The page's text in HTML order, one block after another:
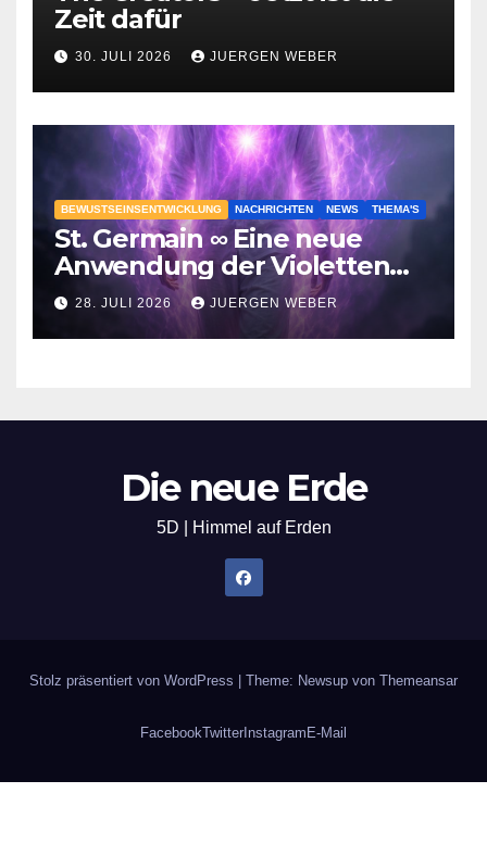
Zeit dafür
30. JULI 2026 JUERGEN WEBER
BEWUSTSEINSENTWICKLUNG NACHRICHTEN NEWS THEMA'S
St. Germain ∞ Eine neue
Anwendung der Violetten
Flamme
28. JULI 2026 JUERGEN WEBER
Die neue Erde
5D | Himmel auf Erden
Stolz präsentiert von WordPress | Theme: Newsup von Themeansar
FacebookTwitter Instagram E-Mail